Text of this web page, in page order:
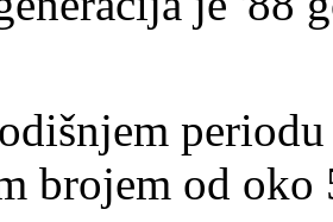
brojem od oko